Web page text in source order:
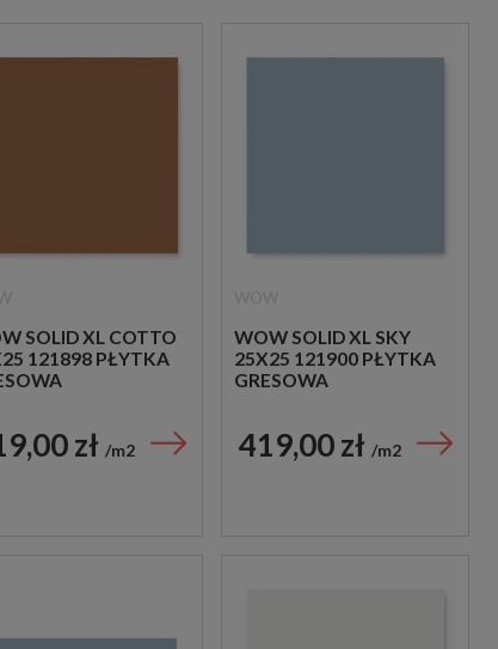
SOLID XL COTTO
121898 PŁYTKA
zł m2
WOW SOLID XL SKY
25X25 121900 PŁYTKA
GRESOWA
419,00 zł m2